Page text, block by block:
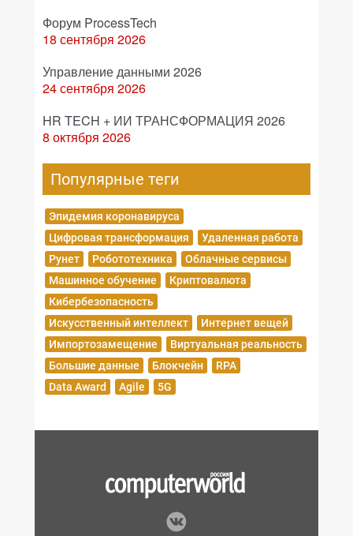
Форум ProcessTech
18 сентября 2026
Управление данными 2026
24 сентября 2026
HR TECH + ИИ ТРАНСФОРМАЦИЯ 2026
8 октября 2026
Популярные теги
Эпидемия коронавируса
Цифровая трансформация
Удаленная работа
Рунет
Робототехника
Облачные сервисы
Машинное обучение
Криптовалюта
Кибербезопасность
Искусственный интеллект
Интернет вещей
Импортозамещение
Виртуальная реальность
Большие данные
Блокчейн
RPA
Data Award
Agile 5G